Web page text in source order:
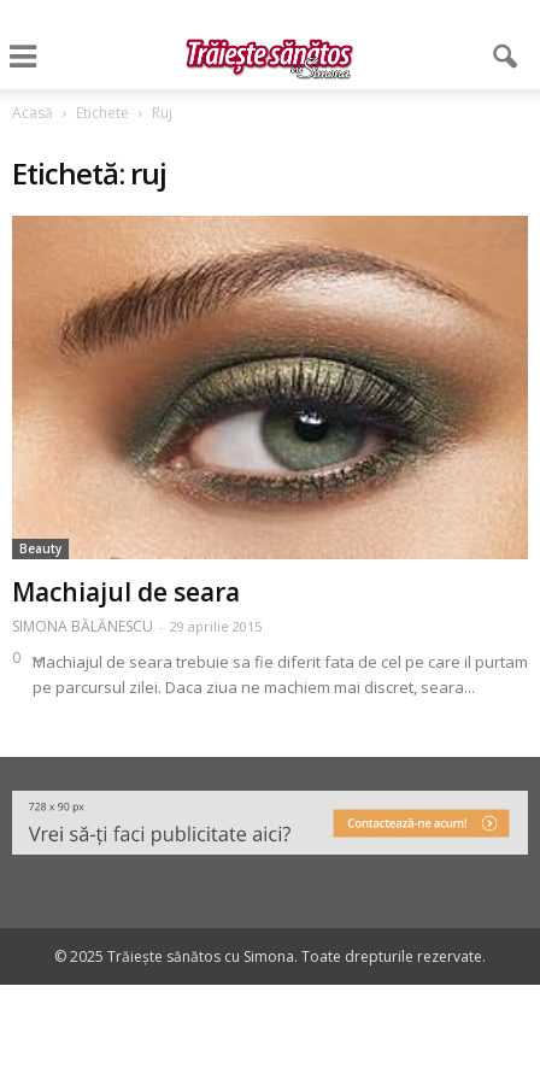
Acasă Etichete Ruj
Etichetă: ruj
Beauty
Machiajul de seara
SIMONA BĂLĂNESCU - 29 aprilie 2015
0 Machiajul de seara trebuie sa fie diferit fata de cel pe care il purtam
pe parcursul zilei. Daca ziua ne machiem mai discret, seara...
© 2025 Trăiește sănătos cu Simona. Toate drepturile rezervate.